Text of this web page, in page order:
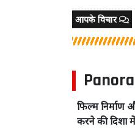
आपके विचार
फिल्म
करने की दिशा